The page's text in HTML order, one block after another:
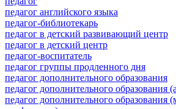
педагог английского языка
педагог-библиотекарь
педагог в детский развивающий центр
педагог в детский центр
педагог-воспитатель
педагог группы продленного дня
педагог дополнительного образования
педагог дополнительного образования
педагог дополнительного образования